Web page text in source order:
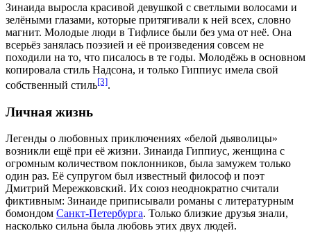
Зинаида выросла красивой девушкой с светлыми волосами и
зелёными глазами, которые притягивали к ней всех, словно
магнит. Молодые люди в Тифлисе были без ума от неё. Она
всерьёз занялась поэзией и её произведения совсем не
походили на то, что писалось в те годы. Молодёжь в основном
копировала стиль Надсона, и только Гиппиус имела свой
собственный стиль[3].
Личная жизнь
Легенды о любовных приключениях «белой дьяволицы»
возникли ещё при её жизни. Зинаида Гиппиус, женщина с
огромным количеством поклонников, была замужем только
один раз. Её супругом был известный философ и поэт
Дмитрий Мережковский. Их союз неоднократно считали
фиктивным: Зинаиде приписывали романы с литературным
бомондом Санкт-Петербурга. Только близкие друзья знали,
насколько сильна была любовь этих двух людей.